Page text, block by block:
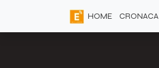
HOME CRONACA